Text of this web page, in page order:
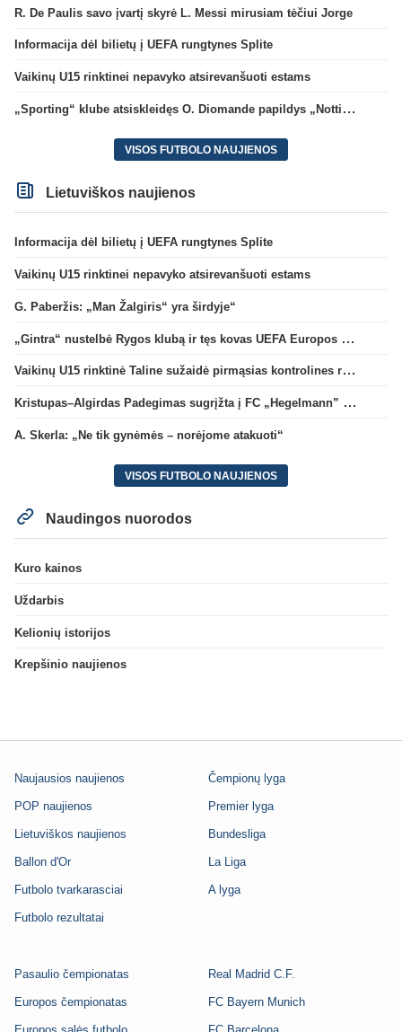
R. De Paulis savo įvartį skyrė L. Messi mirusiam tėčiui Jorge
Informacija dėl bilietų į UEFA rungtynes Splite
Vaikinų U15 rinktinei nepavyko atsirevanšuoti estams
„Sporting“ klube atsiskleidęs O. Diomande papildys „Nottingham“ gretas
VISOS FUTBOLO NAUJIENOS
Lietuviškos naujienos
Informacija dėl bilietų į UEFA rungtynes Splite
Vaikinų U15 rinktinei nepavyko atsirevanšuoti estams
G. Paberžis: „Man Žalgiris“ yra širdyje“
„Gintra“ nustelbė Rygos klubą ir tęs kovas UEFA Europos taurės atrankoje
Vaikinų U15 rinktinė Taline sužaidė pirmąsias kontrolines rungtynes
Kristupas–Algirdas Padegimas sugrįžta į FC „Hegelmann” B sudėtį
A. Skerla: „Ne tik gynėmės – norėjome atakuoti“
VISOS FUTBOLO NAUJIENOS
Naudingos nuorodos
Kuro kainos
Uždarbis
Kelionių istorijos
Krepšinio naujienos
Naujausios naujienos
POP naujienos
Lietuviškos naujienos
Ballon d'Or
Futbolo tvarkarasciai
Futbolo rezultatai
Čempionų lyga
Premier lyga
Bundesliga
La Liga
A lyga
Pasaulio čempionatas
Europos čempionatas
Real Madrid C.F.
FC Bayern Munich